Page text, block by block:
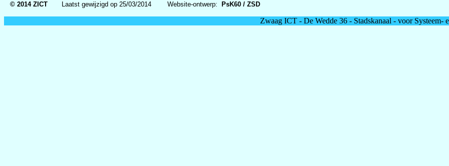
© 2014 ZICT Laatst gewijzigd op 25/03/2014 Website-ontwerp: PsK60 / ZSD
Zwaag ICT - De Wedde 36 - Stadskanaal - voor Systeem-